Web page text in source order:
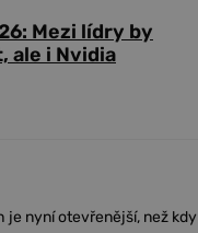
Mezi lídry by
ale i Nvidia
nyní otevřenější, než kdy